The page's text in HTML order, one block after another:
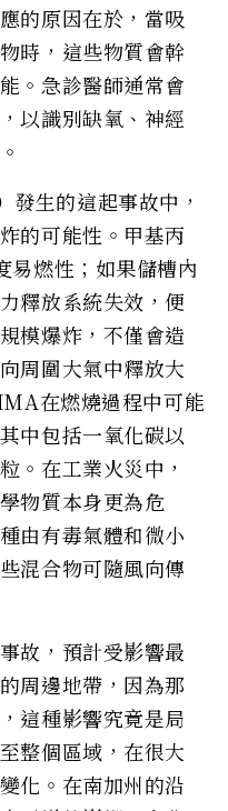
的原因在於，當吸
時，這些物質會幹
。急診醫師通常會
以識別缺氧、神經
生的這起事故中，
的可能性。甲基丙
燃性；如果儲槽內
釋放系統失效，便
模爆炸，不僅會造
周圍大氣中釋放大
在燃燒過程中可能
中包括一氧化碳以
。在工業火災中，
物質本身更為危
由有毒氣體和微小
混合物可隨風向傳
故，預計受影響最
周邊地帶，因為那
這種影響究竟是局
整個區域，在很大
化。在南加州的沿